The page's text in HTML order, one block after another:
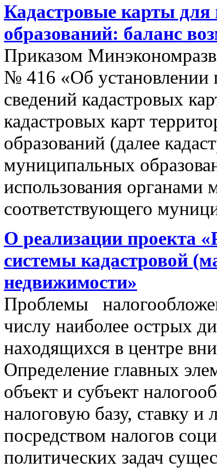
Кадастровые карты
образований: баланс
Приказом
№ 416 «Об установлении
сведений кадастровых
кадастровых карт
образований (далее
муниципальных
использования органами
соответствующего
О реализации проекта
системы кадастровой
недвижимости»
Проблемы
числу наиболее острых
находящихся в центре
Определение главных
объект и субъект
налоговую базу, ставку и
посредством налогов
политических задач